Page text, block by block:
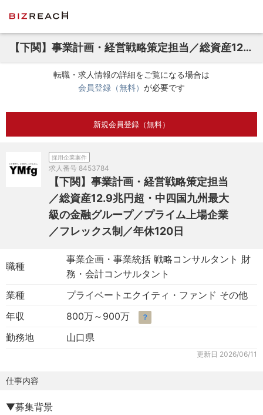
【下関】事業計画・経営戦略策定担当／総資産12.9兆円超・中四国九州最大級の金融グループ／プライム上場企業／フレックス制／年休120日
転職・求人情報の詳細をご覧になる場合は
会員登録（無料） が必要です
新規会員登録（無料）
採用企業案件
求人番号 8453784
【下関】事業計画・経営戦略策定担当
／総資産12.9兆円超・中四国九州最大
級の金融グループ／プライム上場企業
／フレックス制／年休120日
職種
事業企画・事業統括 戦略コンサルタント 財
務・会計コンサルタント
業種
プライベートエクイティ・ファンド その他
年収
800万～900万 ？
勤務地 山口県
更新日 2026/06/11
仕事内容
▼募集背景